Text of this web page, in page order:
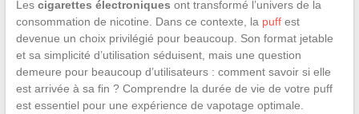
Les cigarettes électroniques ont transformé l’univers de la
consommation de nicotine. Dans ce contexte, la puffest
devenue un choix privilégié pour beaucoup. Son format jetable
et sa simplicité d’utilisation séduisent, mais une question
demeure pour beaucoup d’utilisateurs : comment savoir si elle
est arrivée à sa fin ? Comprendre la durée de vie de votre puff
est essentiel pour une expérience de vapotage optimale.